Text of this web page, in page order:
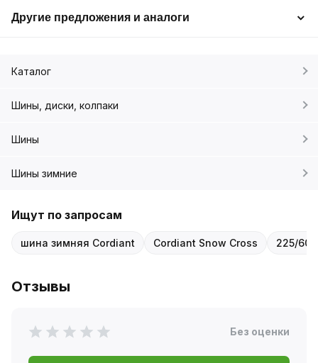
Другие предложения и аналоги
Каталог
Шины, диски, колпаки
Шины
Шины зимние
Ищут по запросам
шина зимняя Cordiant Cordiant Snow Cross 225/60
Отзывы
Без оценки